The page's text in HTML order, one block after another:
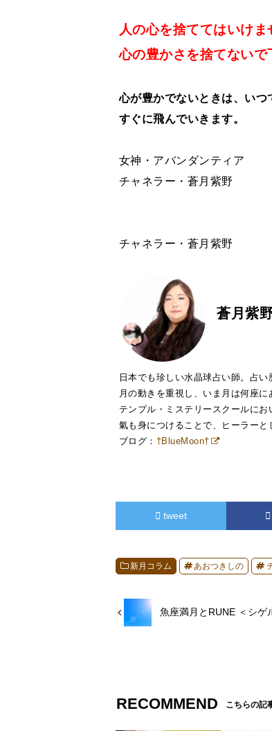
人の心を捨ててはいけま
心の豊かさを捨てないで
心が豊かでないときは、いつ
すぐに飛んでいきます。
女神・アバンダンティア
チャネラー・蒼月紫野
チャネラー・蒼月紫野
蒼月紫
日本でも珍しい水晶球占い師。占
月の動きを重視し、いま月は何座
テンプル・ミステリースクールに
氣も身につけることで、ヒーラーと
ブログ： †BlueMoon†
tweet
新月コラム あおつきしの
魚座満月とRUNE ＜シゲ
RECOMMEND こちらの記